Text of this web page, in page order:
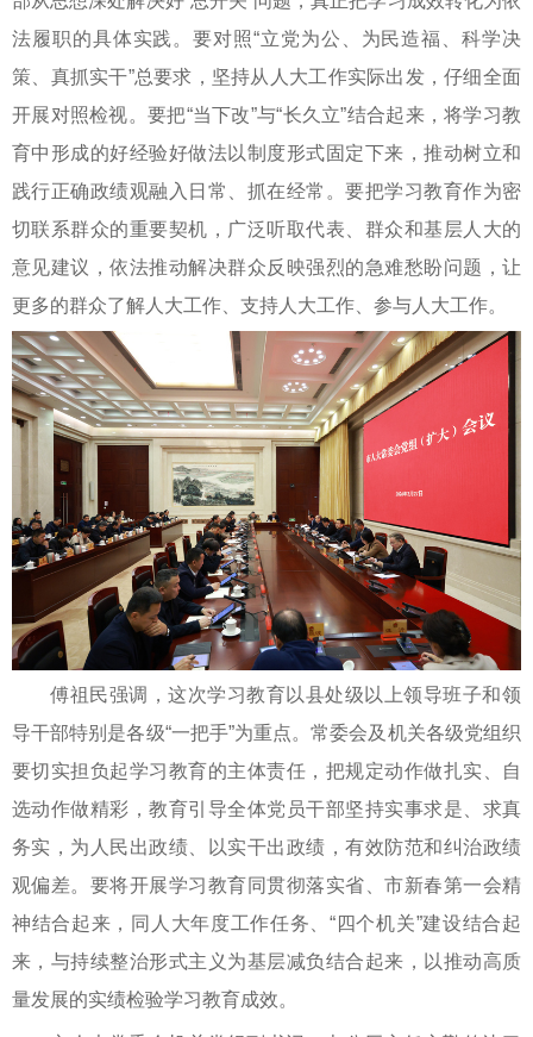
法履职的具体实践。要对照“立党为公、为民造福、科学决
策、真抓实干”总要求，坚持从人大工作实际出发，仔细全面
开展对照检视。要把“当下改”与“长久立”结合起来，将学习教
育中形成的好经验好做法以制度形式固定下来，推动树立和
践行正确政绩观融入日常、抓在经常。要把学习教育作为密
切联系群众的重要契机，广泛听取代表、群众和基层人大的
意见建议，依法推动解决群众反映强烈的急难愁盼问题，让
更多的群众了解人大工作、支持人大工作、参与人大工作。
傅祖民强调，这次学习教育以县处级以上领导班子和领
导干部特别是各级“一把手”为重点。常委会及机关各级党组织
要切实担负起学习教育的主体责任，把规定动作做扎实、自
选动作做精彩，教育引导全体党员干部坚持实事求是、求真
务实，为人民出政绩、以实干出政绩，有效防范和纠治政绩
观偏差。要将开展学习教育同贯彻落实省、市新春第一会精
神结合起来，同人大年度工作任务、“四个机关”建设结合起
来，与持续整治形式主义为基层减负结合起来，以推动高质
量发展的实绩检验学习教育成效。